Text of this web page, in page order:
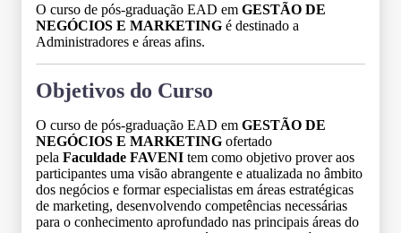
O curso de pós-graduação EAD em GESTÃO DE
NEGÓCIOS E MARKETING é destinado a
Administradores e áreas afins.
Objetivos do Curso
O curso de pós-graduação EAD em GESTÃO DE
NEGÓCIOS E MARKETING ofertado
pela Faculdade FAVENI tem como objetivo prover aos
participantes uma visão abrangente e atualizada no âmbito
dos negócios e formar especialistas em áreas estratégicas
de marketing, desenvolvendo competências necessárias
para o conhecimento aprofundado nas principais áreas do